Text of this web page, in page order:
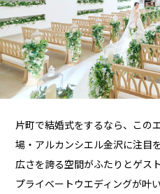
片町で結婚式をするなら、この
場・アルカンシエル金沢に注目
広さを誇る空間がふたりとゲス
プライベートウエディングが叶